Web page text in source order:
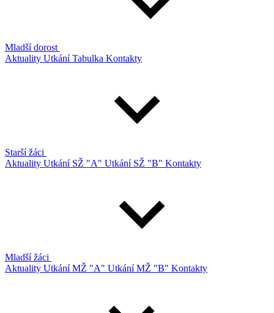
Mladší dorost
Aktuality UtkáníTabulka Kontakty
Starší žáci
Aktuality Utkání SŽ "A" Utkání SŽ "B" Kontakty
Mladší žáci
Aktuality Utkání MŽ "A" Utkání MŽ "B" Kontakty